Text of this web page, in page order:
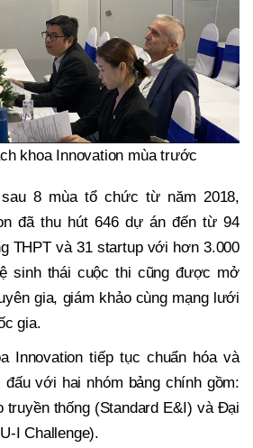
khoa Innovation mùa trước
8 mùa tổ chức từ năm 2018,
đã thu hút 646 dự án đến từ 94
THPT và 31 startup với hơn 3.000
sinh thái cuộc thi cũng được mở
gia, giám khảo cùng mạng lưới
gia.
Innovation tiếp tục chuẩn hóa và
với hai nhóm bảng chính gồm:
truyền thống (Standard E&I) và Đại
I Challenge).